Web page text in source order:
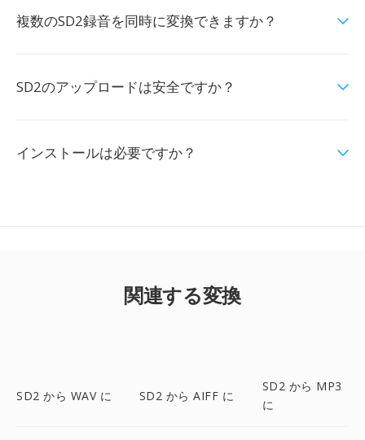
複数のSD2録音を同時に変換できますか？
SD2のアップロードは安全ですか？
インストールは必要ですか？
関連する変換
SD2 から WAV に SD2 から AIFF に
SD2 から MP3
に